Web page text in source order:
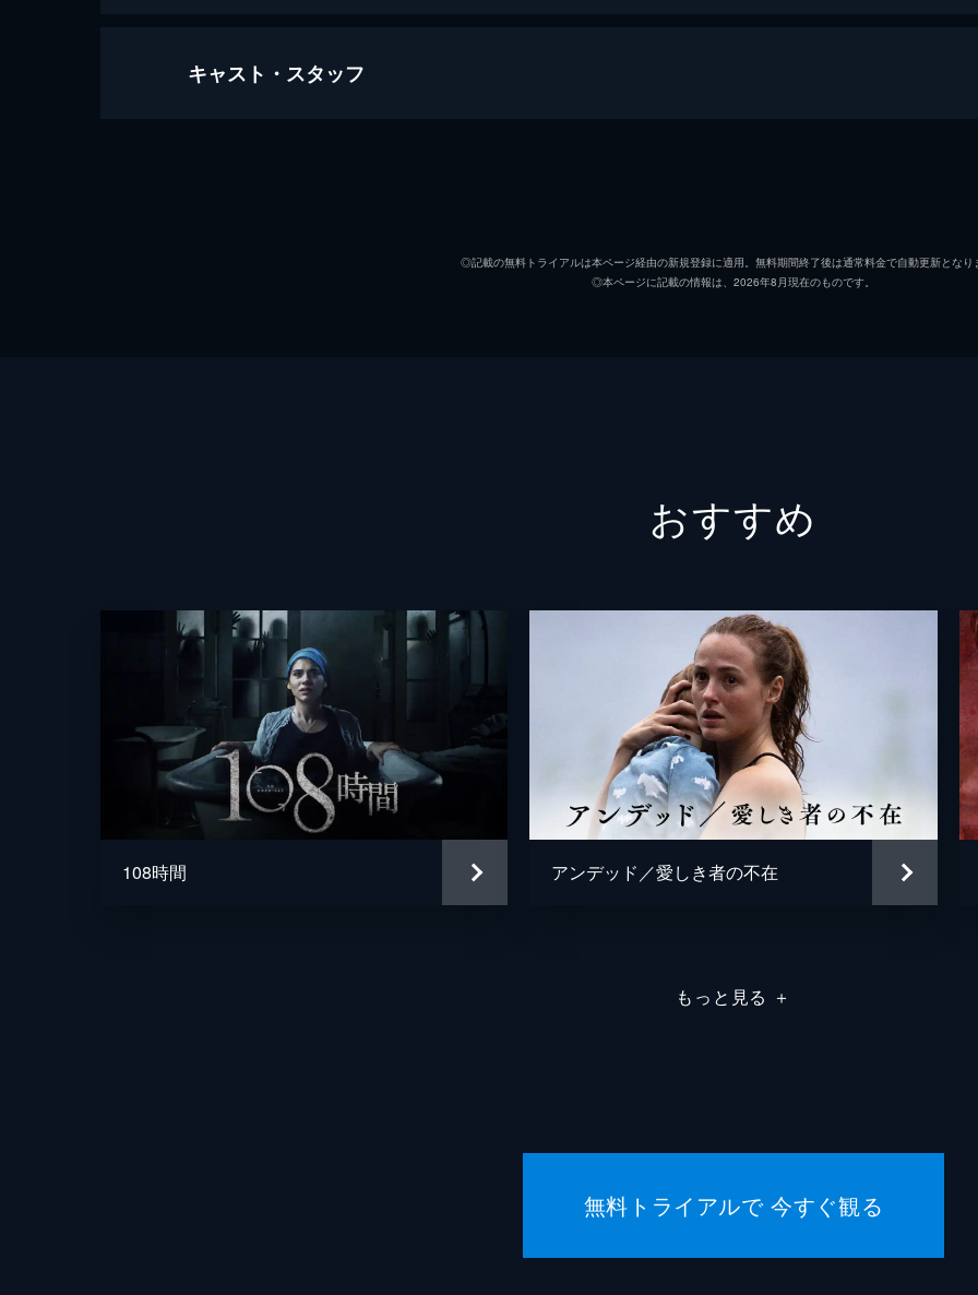
恐怖ノ黒電波
キャスト・スタッフ
レヴェント・ウンサル
オルチュン・ベフラム
◎記載の無料トライアルは本ページ経由の新規登録に適用。無料期間終了後は通常料金で自動更新となり
◎本ページに記載の情報は、2026年8月現在のものです。
おすすめ
108時間 アンデッド／愛しき者の不在
もっと見る ＋
無料トライアルで 今すぐ観る